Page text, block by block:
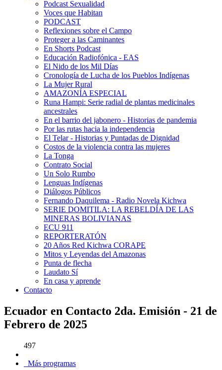
Podcast Sexualidad
Voces que Habitan
PODCAST
Reflexiones sobre el Campo
Proteger a las Caminantes
En Shorts Podcast
Educación Radiofónica - EAS
El Nido de los Mil Días
Cronología de Lucha de los Pueblos Indígenas
La Mujer Rural
AMAZONÍA ESPECIAL
Runa Hampi: Serie radial de plantas medicinales
ancestrales
En el barrio del jabonero - Historias de pandemia
Por las rutas hacia la independencia
El Telar - Historias y Puntadas de Dignidad
Costos de la violencia contra las mujeres
La Tonga
Contrato Social
Un Solo Rumbo
Lenguas Indígenas
Diálogos Públicos
Fernando Daquilema - Radio Novela Kichwa
SERIE DOMITILA: LA REBELDÍA DE LAS
MINERAS BOLIVIANAS
ECU 911
REPORTERATÓN
20 Años Red Kichwa CORAPE
Mitos y Leyendas del Amazonas
Punta de flecha
Laudato Sí
En casa y aprende
Contacto
Ecuador en Contacto 2da. Emisión - 21 de
Febrero de 2025
497
Más programas